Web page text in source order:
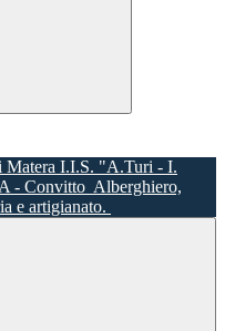
I.I.S. "A.Turi - I.
- Convitto Alberghiero,
e artigianato.